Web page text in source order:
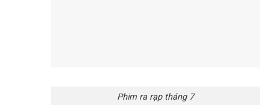
Phim ra rạp tháng 7